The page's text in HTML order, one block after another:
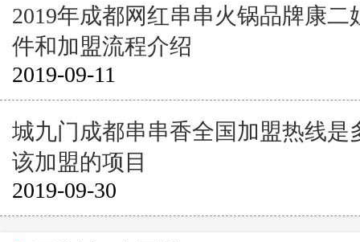
2019年成都网红串串火锅品牌康二
件和加盟流程介绍
2019-09-11
城九门成都串串香全国加盟热线是
该加盟的项目
2019-09-30